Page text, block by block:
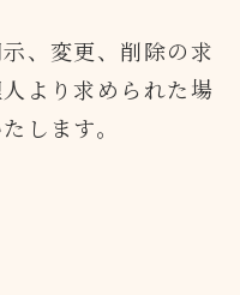
、変更、削除の求
より求められた場
します。